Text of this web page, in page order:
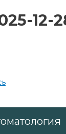
12-